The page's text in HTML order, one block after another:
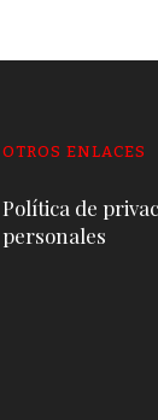
OTROS ENLACES
Política de
personales